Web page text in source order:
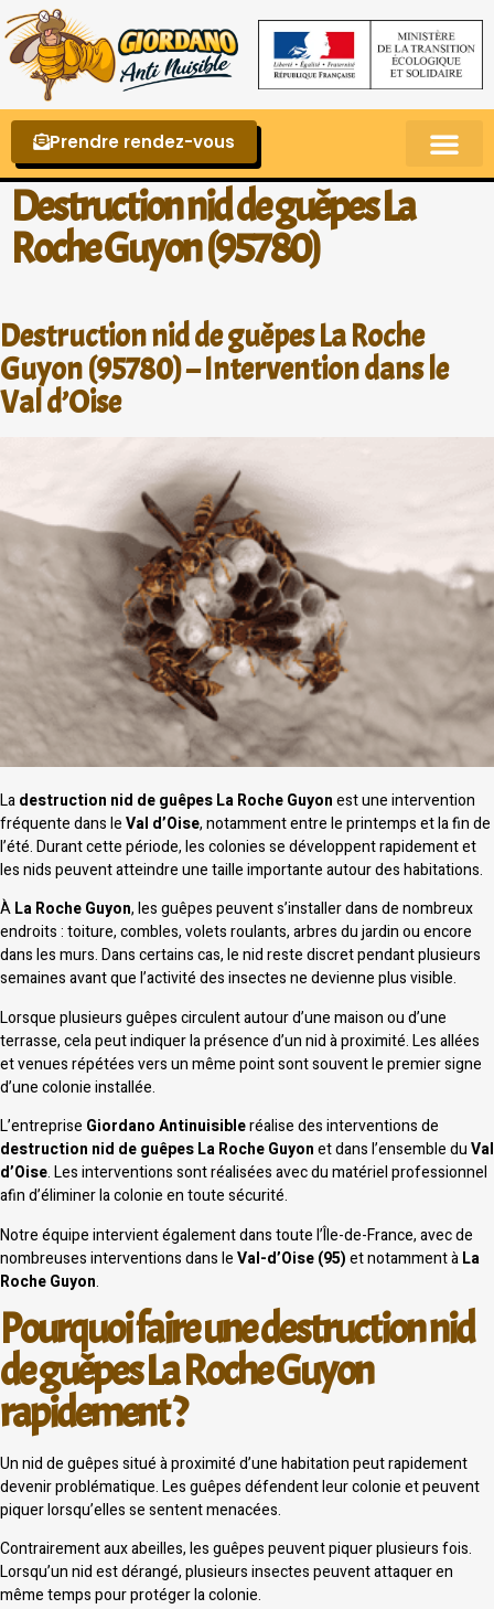
Prendre rendez-vous
Destruction nid de guêpes La
Roche Guyon (95780)
Destruction nid de guêpes La Roche
Guyon (95780) – Intervention dans le
Val d’Oise
Ladestruction nid de guêpes La Roche Guyonest une intervention
fréquente dans leVal d’Oise, notamment entre le printemps et la fin de
l’été. Durant cette période, les colonies se développent rapidement et
les nids peuvent atteindre une taille importante autour des habitations.
ÀLa Roche Guyon, les guêpes peuvent s’installer dans de nombreux
endroits : toiture, combles, volets roulants, arbres du jardin ou encore
dans les murs. Dans certains cas, le nid reste discret pendant plusieurs
semaines avant que l’activité des insectes ne devienne plus visible.
Lorsque plusieurs guêpes circulent autour d’une maison ou d’une
terrasse, cela peut indiquer la présence d’un nid à proximité. Les allées
et venues répétées vers un même point sont souvent le premier signe
d’une colonie installée.
L’entreprise Giordano Antinuisibleréalise des interventions de
destruction nid de guêpes La Roche Guyonet dans l’ensemble duVal
d’Oise. Les interventions sont réalisées avec du matériel professionnel
afin d’éliminer la colonie en toute sécurité.
Notre équipe intervient également dans toute l’Île-de-France, avec de
nombreuses interventions dans leVal-d’Oise (95)et notamment àLa
Roche Guyon.
Pourquoi faire une destruction nid
de guêpes La Roche Guyon
rapidement ?
Un nid de guêpes situé à proximité d’une habitation peut rapidement
devenir problématique. Les guêpes défendent leur colonie et peuvent
piquer lorsqu’elles se sentent menacées.
Contrairement aux abeilles, les guêpes peuvent piquer plusieurs fois.
Lorsqu’un nid est dérangé, plusieurs insectes peuvent attaquer en
même temps pour protéger la colonie.